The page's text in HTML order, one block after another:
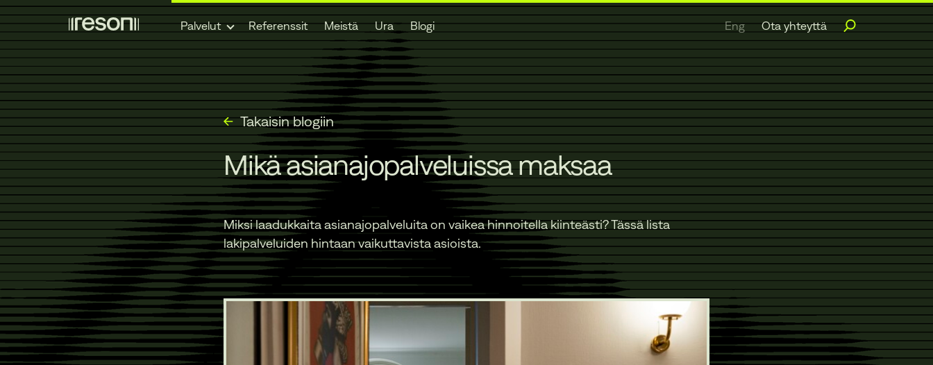
Siirry
sisältöön
Palvelut Referenssit Meistä Ura Blogi Eng Ota yhteyttä
Takaisin blogiin
Mikä asianajopalveluissa maksaa
Miksi laadukkaita asianajopalveluita on vaikea hinnoitella kiinteästi? Tässä lista
lakipalveluiden hintaan vaikuttavista asioista.